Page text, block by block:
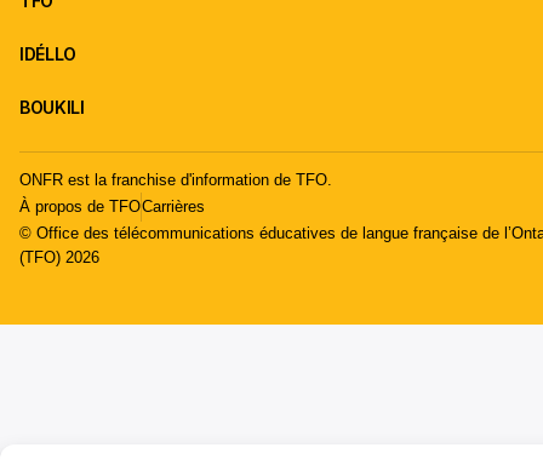
IDÉLLO
BOUKILI
ONFR est la franchise d'information de TFO.
À propos de TFOCarrières
© Office des télécommunications éducatives de langue française de
(TFO) 2026